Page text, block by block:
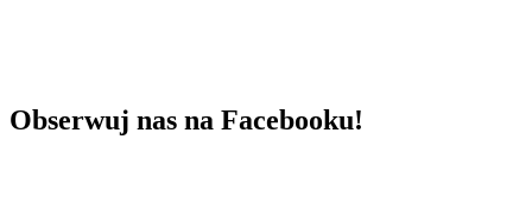
Obserwuj nas na Facebooku!